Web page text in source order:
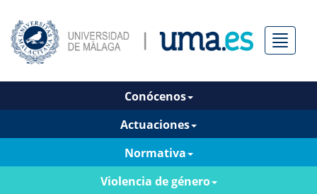
Menú
Conócenos
Actuaciones
Normativa
Violencia de género